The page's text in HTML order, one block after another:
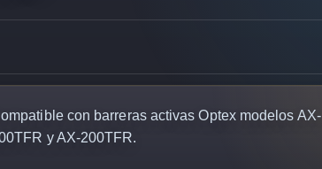
con barreras activas Optex modelos AX-
y AX-200TFR.